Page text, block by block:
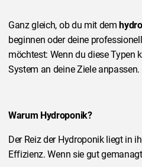
Ganz gleich, ob du mit dem
beginnen oder deine
möchtest: Wenn du diese Typen
System an deine Ziele anpassen.
Warum Hydroponik?
Der Reiz der Hydroponik liegt in
Effizienz. Wenn sie gut